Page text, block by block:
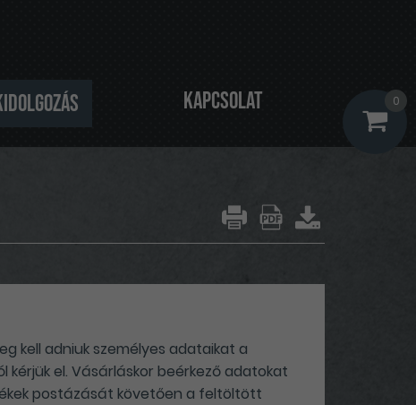
0
Kapcsolat
kell adniuk személyes adataikat a
el. Vásárláskor beérkező adatokat
postázását követően a feltöltött